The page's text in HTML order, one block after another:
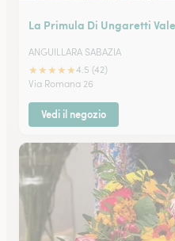
La Primula Di Ungaretti
ANGUILLARA SABAZIA
★★★★★4.5 (42)
Via Romana 26
Vedi il negozio